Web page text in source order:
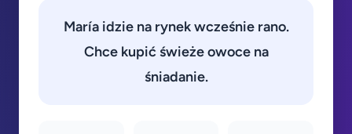
María idzie na rynek wcześnie rano.
Chce kupić świeże owoce na
śniadanie.